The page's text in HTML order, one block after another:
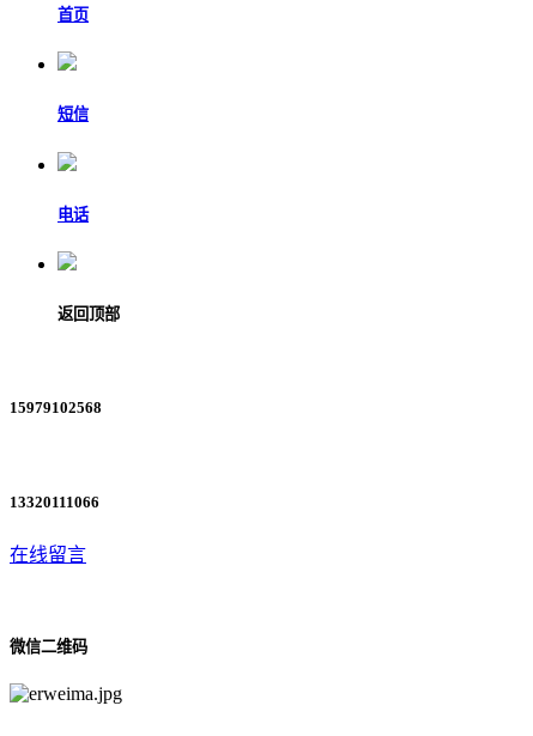
首页
短信
电话
返回顶部
15979102568
13320111066
在线留言
微信二维码